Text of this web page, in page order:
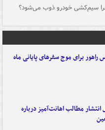
سیم‌کشی خودرو ذوب می‌شود؟
راهور برای موج سفرهای پایانی ماه
مطالب اهانت‌آمیز درباره